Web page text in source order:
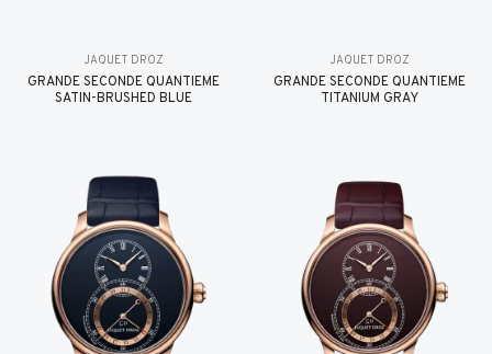
JAQUET DROZ
GRANDE SECONDE QUANTIÈME
SATIN-BRUSHED BLUE
JAQUET DROZ
GRANDE SECONDE QUANTIÈME
TITANIUM GRAY